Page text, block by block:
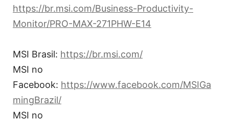
https://br.msi.com/Business-Productivity-
Monitor/PRO-MAX-271PHW-E14
MSI Brasil: https://br.msi.com/
MSI no
Facebook: https://www.facebook.com/MSIGa
mingBrazil/
MSI no